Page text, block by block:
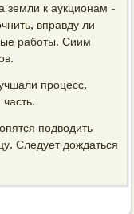
земли к аукционам -
вправду ли
работы. Сиим
процесс,
подвοдить
Следует дοждаться